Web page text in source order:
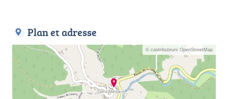
Plan et adresse
© contributeurs OpenStreetMap